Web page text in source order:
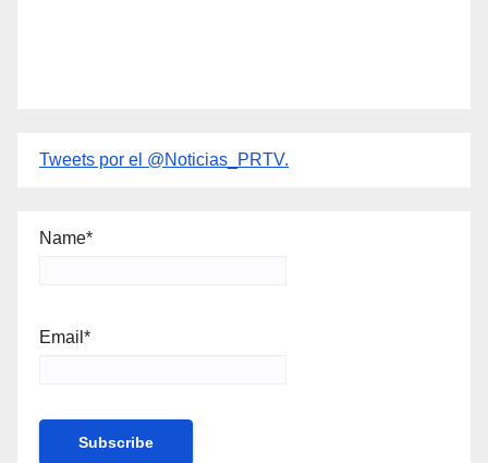
Tweets por el @Noticias_PRTV.
Name*
Email*